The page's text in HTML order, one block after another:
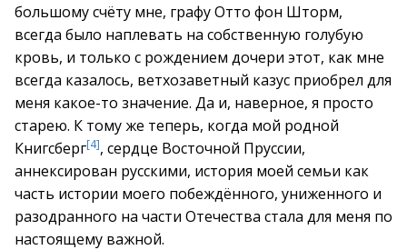
большому счёту мне, графу Отто фон Шторм,
всегда было наплевать на собственную голубую
кровь, и только с рождением дочери этот, как мне
всегда казалось, ветхозаветный казус приобрел для
меня какое-то значение. Да и, наверное, я просто
старею. К тому же теперь, когда мой родной
Книгсберг[4], сердце Восточной Пруссии,
аннексирован русскими, история моей семьи как
часть истории моего побеждённого, униженного и
разодранного на части Отечества стала для меня по
настоящему важной.